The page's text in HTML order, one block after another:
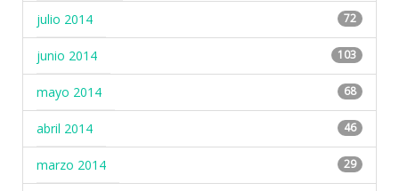
julio 2014 72
junio 2014 103
mayo 2014 68
abril 2014 46
marzo 2014 29